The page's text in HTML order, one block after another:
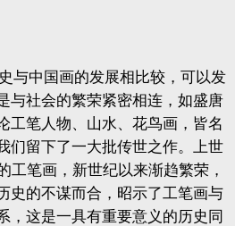
与中国画的发展相比较，可以发
与社会的繁荣紧密相连，如盛唐
工笔人物、山水、花鸟画，皆名
们留下了一大批传世之作。上世
工笔画，新世纪以来渐趋繁荣，
史的不谋而合，昭示了工笔画与
，这是一具有重要意义的历史同